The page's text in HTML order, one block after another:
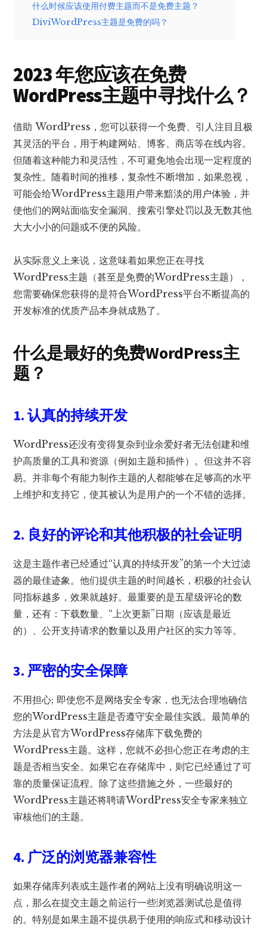
什么时候应该使用付费主题而不是免费主题？
DiviWordPress主题是免费的吗？
2023 年您应该在免费
WordPress主题中寻找什么？
借助 WordPress，您可以获得一个免费、引人注目且极
其灵活的平台，用于构建网站、博客、商店等在线内容。
但随着这种能力和灵活性，不可避免地会出现一定程度的
复杂性。随着时间的推移，复杂性不断增加，如果忽视，
可能会给WordPress主题用户带来黯淡的用户体验，并
使他们的网站面临安全漏洞、搜索引擎处罚以及无数其他
大大小小的问题或不便的风险。
从实际意义上来说，这意味着如果您正在寻找
WordPress主题（甚至是免费的WordPress主题），
您需要确保您获得的是符合WordPress平台不断提高的
开发标准的优质产品本身就成熟了。
什么是最好的免费WordPress主
题？
1. 认真的持续开发
WordPress还没有变得复杂到业余爱好者无法创建和维
护高质量的工具和资源（例如主题和插件）。但这并不容
易。并非每个有能力制作主题的人都能够在足够高的水平
上维护和支持它，使其被认为是用户的一个不错的选择。
2. 良好的评论和其他积极的社会证明
这是主题作者已经通过“认真的持续开发”的第一个大过滤
器的最佳迹象。他们提供主题的时间越长，积极的社会认
同指标越多，效果就越好。最重要的是五星级评论的数
量，还有：下载数量、“上次更新”日期（应该是最近
的）、公开支持请求的数量以及用户社区的实力等等。
3. 严密的安全保障
不用担心; 即使您不是网络安全专家，也无法合理地确信
您的WordPress主题是否遵守安全最佳实践。最简单的
方法是从官方WordPress存储库下载免费的
WordPress主题。这样，您就不必担心您正在考虑的主
题是否相当安全。如果它在存储库中，则它已经通过了可
靠的质量保证流程。除了这些措施之外，一些最好的
WordPress主题还将聘请WordPress安全专家来独立
审核他们的主题。
4. 广泛的浏览器兼容性
如果存储库列表或主题作者的网站上没有明确说明这一
点，那么在提交主题之前运行一些浏览器测试总是值得
的。特别是如果主题不提供易于使用的响应式和移动设计